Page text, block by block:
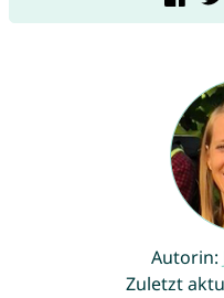
Autorin:
Zuletzt